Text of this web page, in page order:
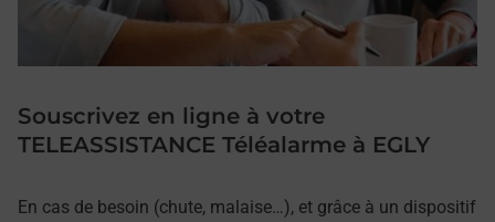
Souscrivez en ligne à votre
TELEASSISTANCE Téléalarme à EGLY
En cas de besoin (chute, malaise…), et grâce à un dispositif